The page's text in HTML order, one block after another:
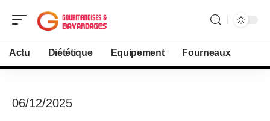
Actu Diététique Equipement Fourneaux
06/12/2025